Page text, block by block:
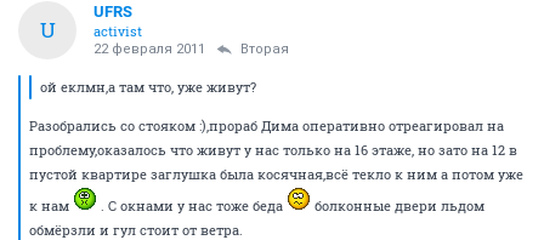
U
UFRS
activist
22 февраля 2011 Вторая
ой еклмн,а там что, уже живут?
Разобрались со стояком :),прораб Дима оперативно отреагировал на
проблему,оказалось что живут у нас только на 16 этаже, но зато на 12 в
пустой квартире заглушка была косячная,всё текло к ним а потом уже
к нам
. С окнами у нас тоже беда
болконные двери льдом
обмёрзли и гул стоит от ветра.